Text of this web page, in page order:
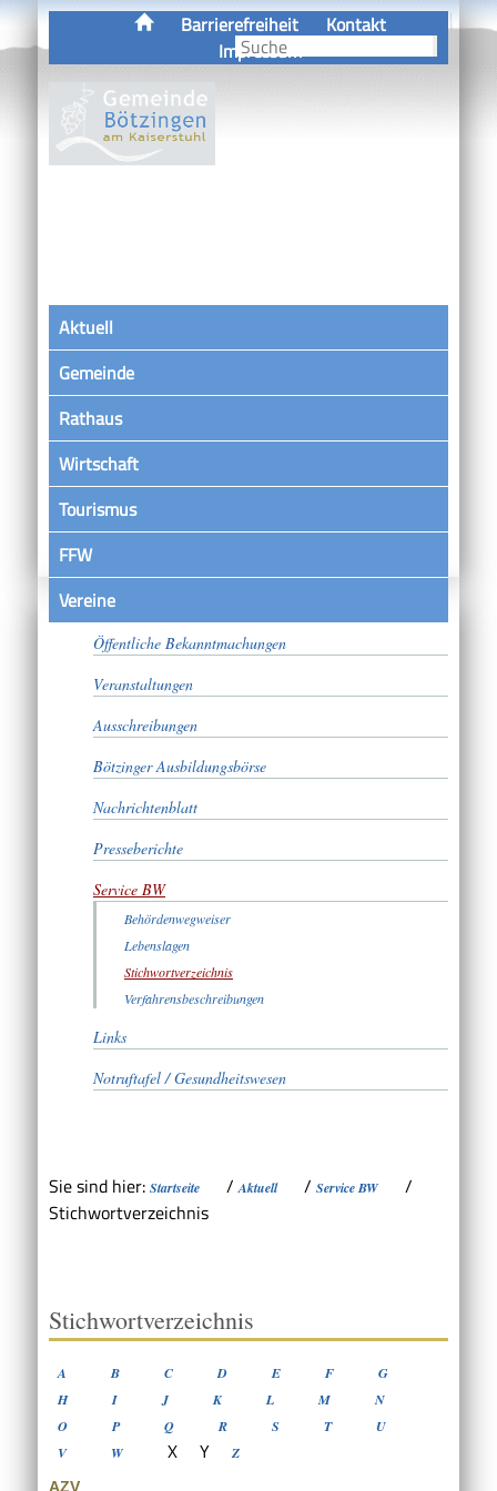
Barrierefreiheit
Kontakt
Impressum
Aktuell
Gemeinde
Rathaus
Wirtschaft
Tourismus
FFW
VereineSatzungen
Öffentliche Bekanntmachungen
Veranstaltungen
Ausschreibungen
Bötzinger Ausbildungsbörse
Nachrichtenblatt
Presseberichte
Service BW
Behördenwegweiser
Lebenslagen
Stichwortverzeichnis
Verfahrensbeschreibungen
Links
Notruftafel / Gesundheitswesen
Sie sind hier: Startseite /Aktuell / Service BW
/
Stichwortverzeichnis
Stichwortverzeichnis
A B C D E F
G
H
I J K L M
N
O
P Q R S T
U
V
W X Y Z
AZV